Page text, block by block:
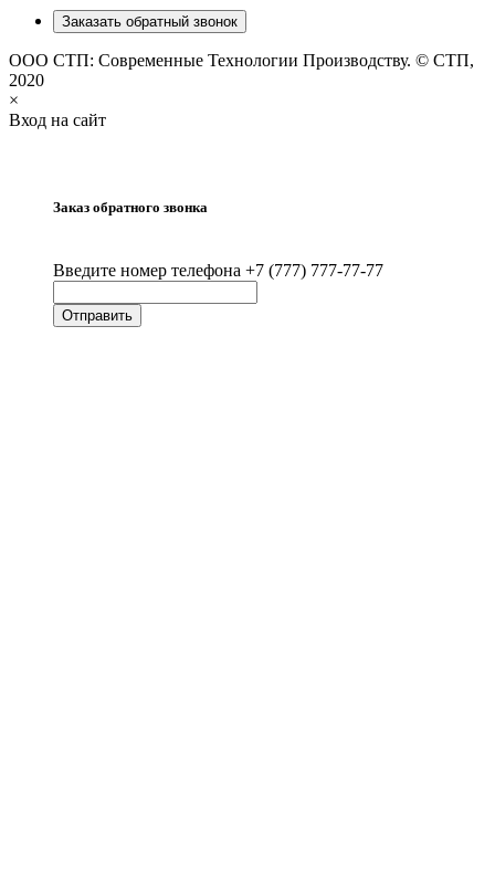
Заказать обратный звонок
ООО СТП: Современные Технологии Производству. © СТП,
2020
×
Вход на сайт
Заказ обратного звонка
Введите номер телефона +7 (777) 777-77-77
Отправить